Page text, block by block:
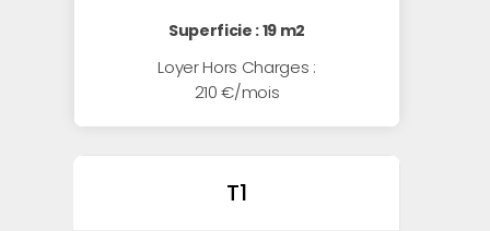
Superficie : 19 m2
Loyer Hors Charges :
210 €/mois
T1